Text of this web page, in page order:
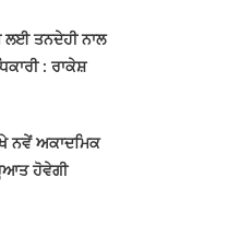
ਲਈ ਤਨਦੇਹੀ ਨਾਲ
: ਰਾਕੇਸ਼
ਨਵੇਂ ਅਕਾਦਮਿਕ
ਹੋਵੇਗੀ